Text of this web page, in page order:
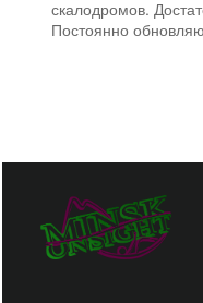
скалодромов.
Постоянно